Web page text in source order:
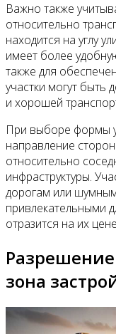
Важно также
относительно
находится на углу
имеет более
также для
участки могут быть
и хорошей
При выборе формы
направление
относительно
инфраструктуры.
дорогам или
привлекательными
отразится на их
Разрешение
зона